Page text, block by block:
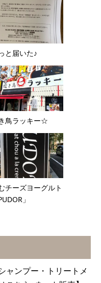
と届いた♪
鳥ラッキー☆
チーズヨーグルト
」
ャンプー・トリートメ